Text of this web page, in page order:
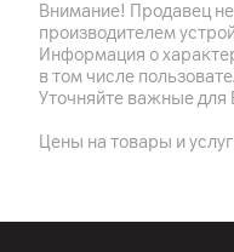
Внимание! Продавец
производителем
Информация о
в том числе
Уточняйте важные для
Цены на товары и